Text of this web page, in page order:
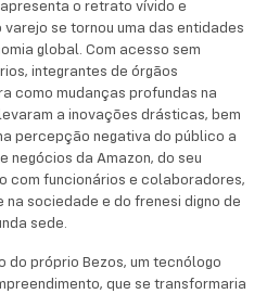
digno dereality showna
evolução do próprio
totalmente dedicado a seu
transformaria em
ambições globais,
mão de ferro, mesmo
a ser escrutinada
o afastamento
dia da companhia para
o retrato vívido e
se tornou uma das entidades
global. Com acesso sem
integrantes de órgãos
como mudanças profundas na
a inovações drásticas, bem
percepção negativa do público a
da Amazon, do seu
com funcionários e colaboradores,
sociedade e do frenesi digno de
sede.
do próprio Bezos, um tecnólogo
que se transformaria